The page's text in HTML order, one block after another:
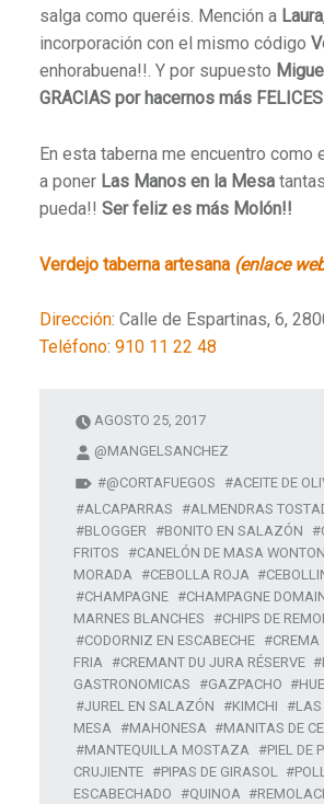
salga como queréis. Mención a Laura
incorporación con el mismo código
enhorabuena!!. Y por supuesto
GRACIAS por hacernos más
En esta taberna me encuentro como
a poner Las Manos en la Mesa
pueda!! Ser feliz es más Molón!!
Verdejo taberna artesana(enlace
Dirección: Calle de Espartinas, 6,
Teléfono: 910 11 22 48
AGOSTO 25, 2017
@MANGELSANCHEZ
@CORTAFUEGOS
ACEITE DE
ALCAPARRAS
ALMENDRAS
BLOGGER
BONITO EN SALAZÓN
FRITOS
CANELÓN DE MASA WONTON
MORADA
CEBOLLA ROJA
CHAMPAGNE
CHAMPAGNE
MARNES BLANCHES
CHIPS DE
CODORNIZ EN ESCABECHE
CREMA
FRIA
CREMANT DU JURA RÉSERVE
GASTRONOMICAS
GAZPACHO
JUREL EN SALAZÓN
KIMCHI
LAS
MESA
MAHONESA
MANITAS DE
MANTEQUILLA MOSTAZA
PIEL DE
CRUJIENTE
PIPAS DE GIRASOL
ESCABECHADO
QUINOA